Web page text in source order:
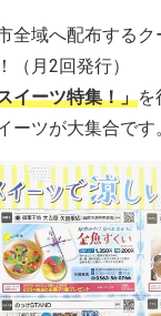
全域へ配布するク
（月2回発行）
イーツ特集！」を
ーツが大集合です